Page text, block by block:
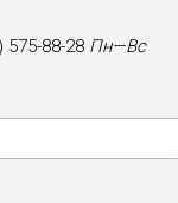
575-88-28 Пн—Вс